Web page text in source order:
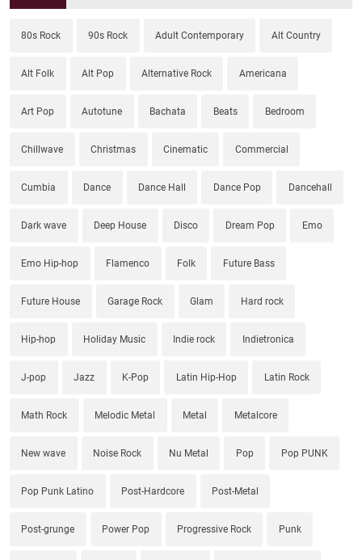
80s Rock 90s Rock Adult Contemporary Alt Country
Alt Folk Alt Pop Alternative Rock Americana
Art Pop Autotune Bachata Beats Bedroom
Chillwave Christmas Cinematic Commercial
Cumbia Dance Dance Hall Dance Pop Dancehall
Dark wave Deep House Disco Dream Pop Emo
Emo Hip-hop Flamenco Folk Future Bass
Future House Garage Rock Glam Hard rock
Hip-hop Holiday Music Indie rock Indietronica
J-pop Jazz K-Pop Latin Hip-Hop Latin Rock
Math Rock Melodic Metal Metal Metalcore
New wave Noise Rock Nu Metal Pop Pop PUNK
Pop Punk Latino Post-Hardcore Post-Metal
Post-grunge Power Pop Progressive Rock Punk